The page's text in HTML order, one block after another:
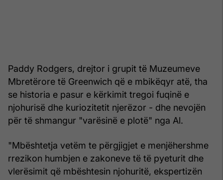
Paddy Rodgers, drejtor i grupit të Muzeumeve
Mbretërore të Greenwich që e mbikëqyr atë, tha
se historia e pasur e kërkimit tregoi fuqinë e
njohurisë dhe kuriozitetit njerëzor - dhe nevojën
për të shmangur "varësinë e plotë" nga Al.
"Mbështetja vetëm te përgjigjet e menjëhershme
rrezikon humbjen e zakoneve të të pyeturit dhe
vlerësimit që mbështesin njohuritë, ekspertizën